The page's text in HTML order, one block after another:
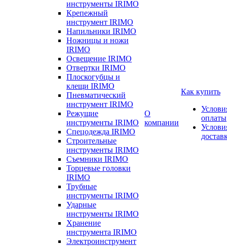
инструменты IRIMO
Крепежный
инструмент IRIMO
Напильники IRIMO
Ножницы и ножи
IRIMO
Освещение IRIMO
Отвертки IRIMO
Плоскогубцы и
клещи IRIMO
Пневматический
инструмент IRIMO
Режущие
инструменты IRIMO
Спецодежда IRIMO
Строительные
инструменты IRIMO
Съемники IRIMO
Торцевые головки
IRIMO
Трубные
инструменты IRIMO
Ударные
инструменты IRIMO
Хранение
инструмента IRIMO
Электроинструмент
О
компании
Как купить
оплаты